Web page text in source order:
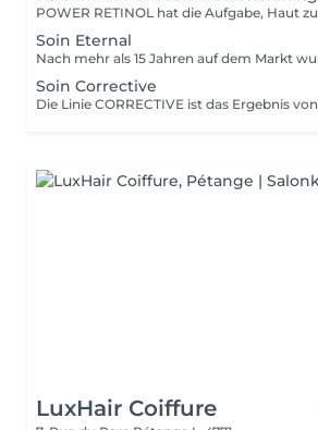
Soin Eternal
Soin Corrective
LuxHair Coiffure